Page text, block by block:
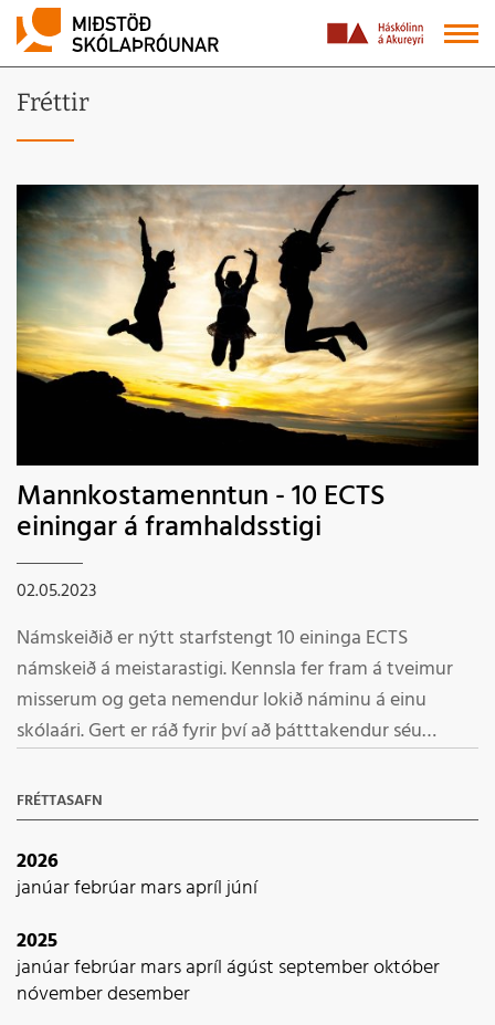
Fréttir
Mannkostamenntun - 10 ECTS
einingar á framhaldsstigi
02.05.2023
Námskeiðið er nýtt starfstengt 10 eininga ECTS
námskeið á meistarastigi. Kennsla fer fram á tveimur
misserum og geta nemendur lokið náminu á einu
skólaári. Gert er ráð fyrir því að þátttakendur séu
námið við starfsvettvang.
FRÉTTASAFN
2026
janúarfebrúarmarsapríljúní
2025
janúarfebrúarmarsapríl ágúst septemberoktóber
nóvemberdesember